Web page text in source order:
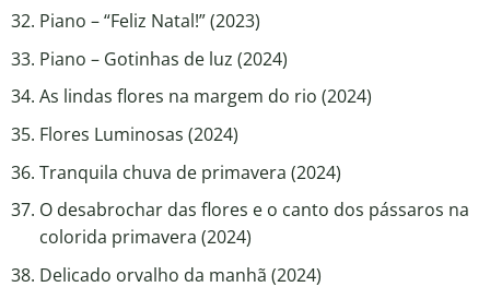
Piano – “Feliz Natal!” (2023)
Piano – Gotinhas de luz (2024)
As lindas flores na margem do rio (2024)
Flores Luminosas (2024)
Tranquila chuva de primavera (2024)
O desabrochar das flores e o canto dos pássaros na
colorida primavera (2024)
Delicado orvalho da manhã (2024)